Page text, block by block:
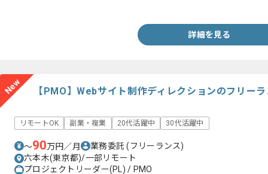
・WebアプリケーションやAPIまたは認証などの技術知見
詳細を見る
New 【PMO】Webサイト制作ディレクションのフリー
リモートOK 副業・複業 20代活躍中 30代活躍中
〜90万円／月 業務委託(フリーランス)
六本木(東京都)/一部リモート
プロジェクトリーダー(PL) / PMO